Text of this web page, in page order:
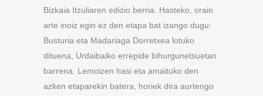
Bizkaia Itzuliaren edizio berria. Hasteko, orain
arte inoiz egin ez den etapa bat izango dugu:
Busturia eta Madariaga Dorretxea lotuko
dituena, Urdaibaiko errepide bihurgunetsuetan
barrena. Lemoizen hasi eta amaituko den
azken etaparekin batera, horiek dira aurtengo